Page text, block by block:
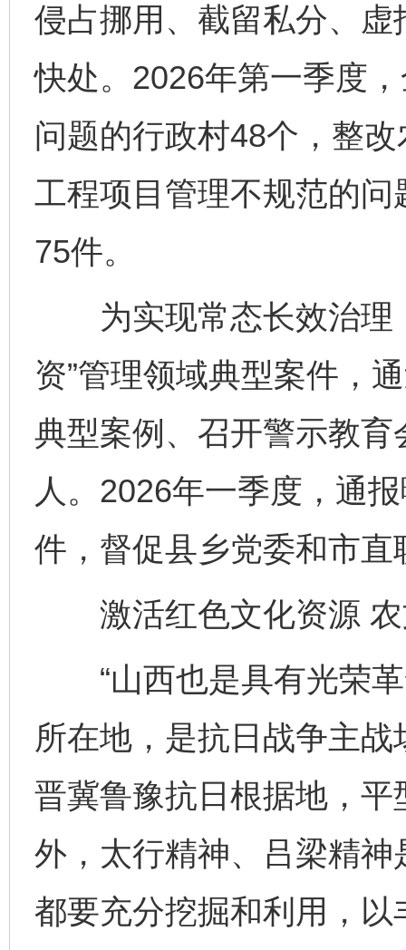
侵占挪用、截留私分、
快处。2026年第一季度
问题的行政村48个，整
工程项目管理不规范的
75件。
为实现常态长效治理
资”管理领域典型案件，
典型案例、召开警示教
人。2026年一季度，通
件，督促县乡党委和市
激活红色文化资源 农
“山西也是具有光荣革
所在地，是抗日战争主
晋冀鲁豫抗日根据地，
外，太行精神、吕梁精
都要充分挖掘和利用，